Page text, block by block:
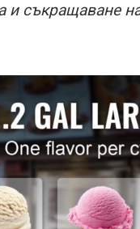
и съкращаване